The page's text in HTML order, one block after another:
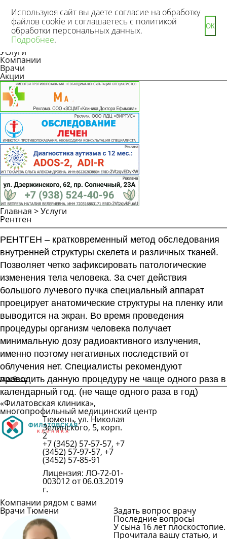
Новости
Статьи
Услуги
Компании
Врачи
Акции
Главная >Услуги
Рентген
РЕНТГЕН – кратковременный метод обследования
внутренней структуры скелета и различных тканей.
Позволяет четко зафиксировать патологические
изменения тела человека. За счет действия
большого лучевого пучка специальный аппарат
проецирует анатомические структуры на пленку или
выводится на экран. Во время проведения
процедуры организм человека получает
минимальную дозу радиоактивного излучения,
именно поэтому негативных последствий от
облучения нет. Специалисты рекомендуют
проводить данную процедуру не чаще одного раза в
календарный год. (не чаще одного раза в год)
«Филатовская клиника»,
многопрофильный медицинский центр
Тюмень, ул. Николая
Зелинского, 5, корп.
2
+7 (3452) 57-57-57, +7
(3452) 57-97-57, +7
(3452) 57-85-91
Лицензия: ЛО-72-01-
003012 от 06.03.2019
г.
Компании рядом с вами
Врачи Тюмени Задать вопрос врачу
Последние вопросы
У сына 16 лет плоскостопие.
Прочитала вашу статью, и
Используюя сайт вы даете согласие на обработку
файлов cookie и соглашаетесь с политикой
обработки персональных данных.
Подробнее.
ОК